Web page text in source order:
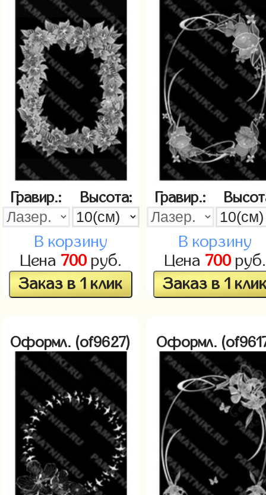
Гравир.: Высота:
В корзину
Цена 700руб.
Заказ в 1 клик
Гравир.:
В корзину
Цена 700руб.
Заказ в 1
Оформл. (of9627) Оформл.